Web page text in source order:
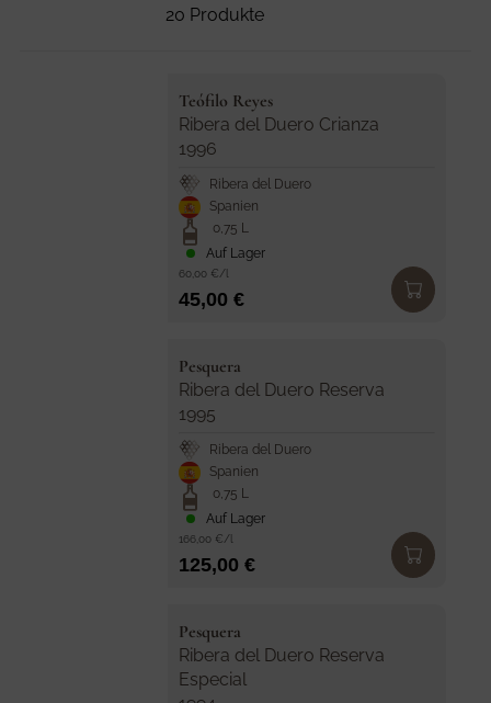
20 Produkte
V
e
n
d
o
r
Teófilo Reyes
Ribera del Duero Crianza
1996
Ribera del Duero
Spanien
0,75 L
Auf Lager
60,00 €/l
R
G
U
L
A
R
P
R
C
E
4
45,00 €
V
e
n
d
o
r
Pesquera
Ribera del Duero Reserva
1995
Ribera del Duero
Spanien
0,75 L
Auf Lager
166,00 €/l
R
G
U
125,00 €
V
e
n
Pesquera
Ribera del Duero Reserva
Especial